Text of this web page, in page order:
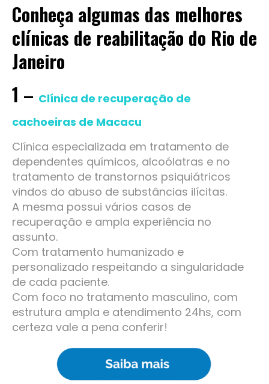
Conheça algumas das melhores
clínicas de reabilitação do Rio de
Janeiro
1 – Clínica de recuperação de
cachoeiras de Macacu
Clínica especializada em tratamento de
dependentes químicos, alcoólatras e no
tratamento de transtornos psiquiátricos
vindos do abuso de substâncias ilícitas.
A mesma possui vários casos de
recuperação e ampla experiência no
assunto.
Com tratamento humanizado e
personalizado respeitando a singularidade
de cada paciente.
Com foco no tratamento masculino, com
estrutura ampla e atendimento 24hs, com
certeza vale a pena conferir!